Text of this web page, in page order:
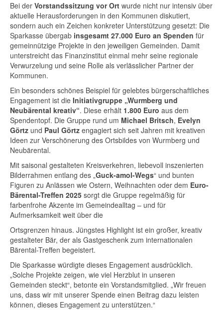
Bei der Vorstandssitzung vor Ort wurde nicht nur intensiv über
aktuelle Herausforderungen in den Kommunen diskutiert,
sondern auch ein Zeichen konkreter Unterstützung gesetzt: Die
Sparkasse übergab insgesamt 27.000 Euro an Spenden für
gemeinnützige Projekte in den jeweiligen Gemeinden. Damit
unterstreicht das Finanzinstitut einmal mehr seine regionale
Verwurzelung und seine Rolle als verlässlicher Partner der
Kommunen.
Ein besonders schönes Beispiel für gelebtes bürgerschaftliches
Engagement ist die Initiativgruppe „Wurmberg und
Neubärental kreativ“. Diese erhält 1.800 Euro aus dem
Spendentopf. Die Gruppe rund um Michael Britsch, Evelyn
Görtz und Paul Görtz engagiert sich seit Jahren mit kreativen
Ideen zur Verschönerung des Ortsbildes von Wurmberg und
Neubärental.
Mit saisonal gestalteten Kreisverkehren, liebevoll inszenierten
Bilderrahmen entlang des „Guck-amol-Wegs“ und bunten
Figuren zu Anlässen wie Ostern, Weihnachten oder dem Euro-
Bärental-Treffen 2025 sorgt die Gruppe regelmäßig für
farbenfrohe Akzente im Gemeindealltag – und für
Aufmerksamkeit weit über die
Ortsgrenzen hinaus. Jüngstes Highlight ist ein großer, kreativ
gestalteter Bär, der als Gastgeschenk zum internationalen
Bärental-Treffen begeistert.
Die Sparkasse würdigte dieses Engagement ausdrücklich.
„Solche Projekte zeigen, wie viel Herzblut in unseren
Gemeinden steckt“, betonte ein Vorstandsmitglied. „Wir freuen
uns, dass wir mit unserer Spende einen Beitrag dazu leisten
können, dieses Engagement zu unterstützen.“